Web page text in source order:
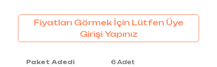
Fiyatları Görmek İçin Lütfen Üye
Girişi Yapınız
Paket Adedi 6 Adet